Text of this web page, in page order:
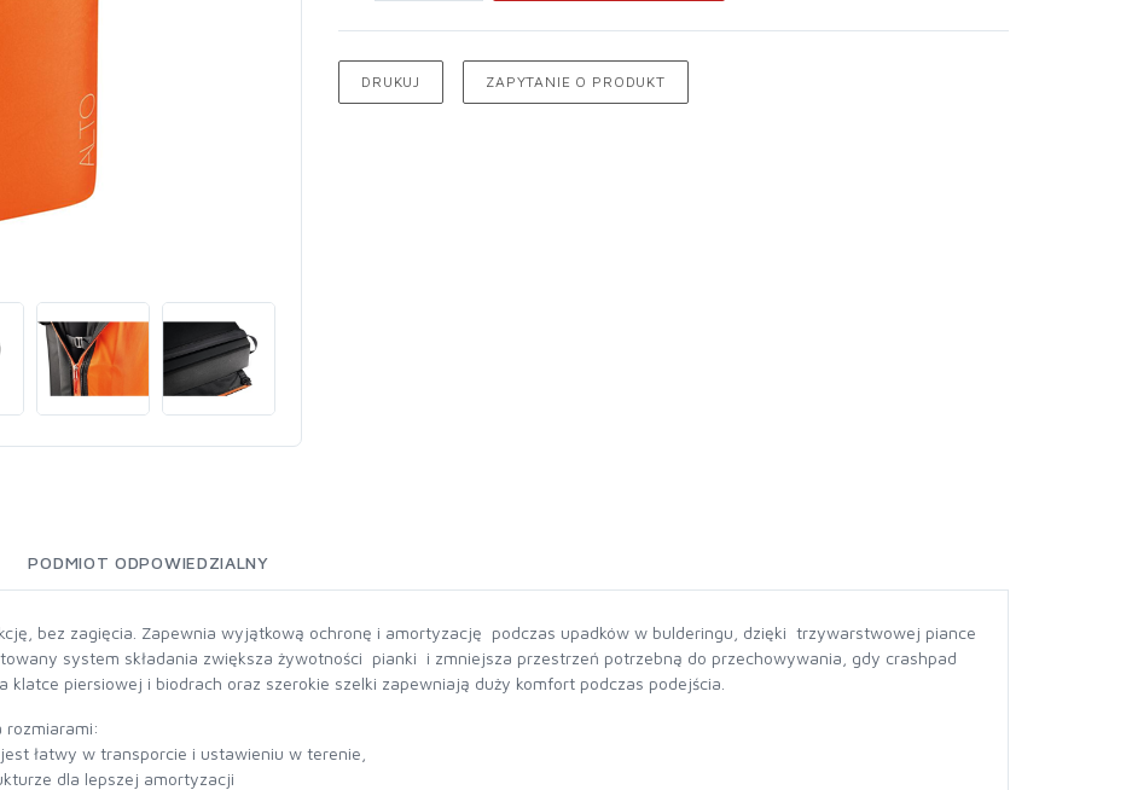
DRUKUJ ZAPYTANIE O PRODUKT
PODMIOT ODPOWIEDZIALNY
bez zagięcia. Zapewnia wyjątkową ochronę i amortyzację podczas upadków w bulderingu, dzięki trzywarstwowej piance
system składania zwiększa żywotności pianki i zmniejsza przestrzeń potrzebną do przechowywania, gdy crashpad
klatce piersiowej i biodrach oraz szerokie szelki zapewniają duży komfort podczas podejścia.
rozmiarami:
łatwy w transporcie i ustawieniu w terenie,
dla lepszej amortyzacji